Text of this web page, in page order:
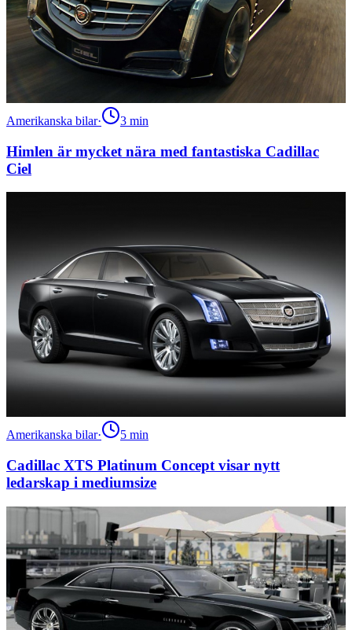
Amerikanska bilar· 3 min
Himlen är mycket nära med fantastiska Cadillac
Ciel
Amerikanska bilar· 5 min
Cadillac XTS Platinum Concept visar nytt
ledarskap i mediumsize